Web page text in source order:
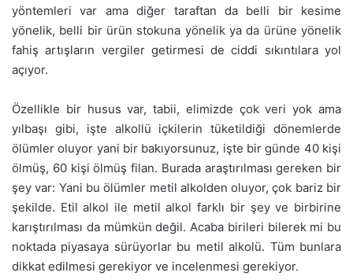
yöntemleri var ama diğer taraftan da belli bir kesime
yönelik, belli bir ürün stokuna yönelik ya da ürüne yönelik
fahiş artışların vergiler getirmesi de ciddi sıkıntılara yol
açıyor.
Özellikle bir husus var, tabii, elimizde çok veri yok ama
yılbaşı gibi, işte alkollü içkilerin tüketildiği dönemlerde
ölümler oluyor yani bir bakıyorsunuz, işte bir günde 40 kişi
ölmüş, 60 kişi ölmüş filan. Burada araştırılması gereken bir
şey var: Yani bu ölümler metil alkolden oluyor, çok bariz bir
şekilde. Etil alkol ile metil alkol farklı bir şey ve birbirine
karıştırılması da mümkün değil. Acaba birileri bilerek mi bu
noktada piyasaya sürüyorlar bu metil alkolü. Tüm bunlara
dikkat edilmesi gerekiyor ve incelenmesi gerekiyor.